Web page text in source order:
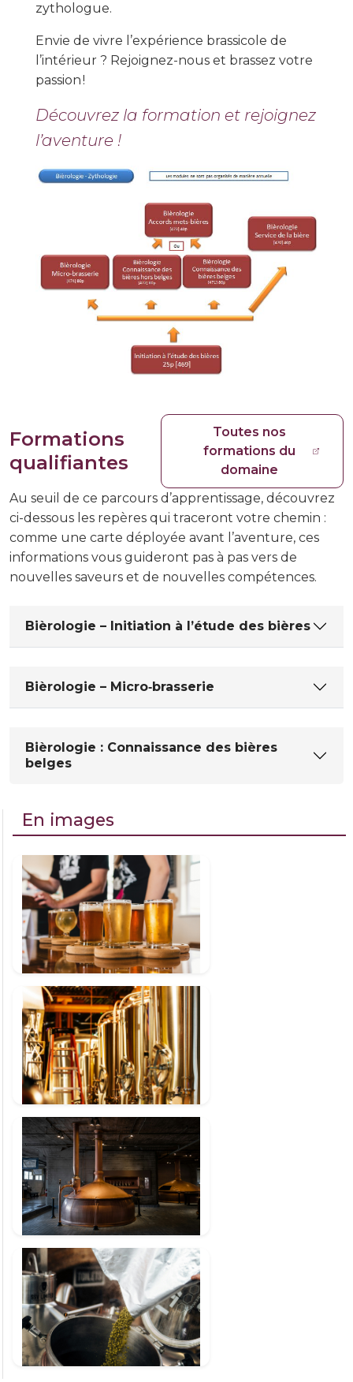
zythologue.
Envie de vivre l’expérience brassicole de
l’intérieur ? Rejoignez-nous et brassez votre
passion !
Découvrez la formation et rejoignez
l’aventure !
Formations
qualifiantes
Toutes nos
formations du
domaine
Au seuil de ce parcours d’apprentissage, découvrez
ci-dessous les repères qui traceront votre chemin :
comme une carte déployée avant l’aventure, ces
informations vous guideront pas à pas vers de
nouvelles saveurs et de nouvelles compétences.
Bièrologie – Initiation à l’étude des bières
Bièrologie – Micro‑brasserie
Bièrologie : Connaissance des bières
belges
En images